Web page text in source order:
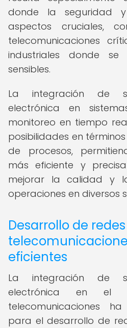
donde la seguridad
aspectos cruciales,
telecomunicaciones
industriales donde se
sensibles.
La integración de
electrónica en
monitoreo en tiempo
posibilidades en
de procesos,
más eficiente y
mejorar la calidad y
operaciones en diversos
Desarrollo de
eficientes
La integración de
electrónica en el
telecomunicaciones
para el desarrollo de